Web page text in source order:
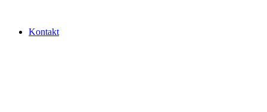
Kontakt